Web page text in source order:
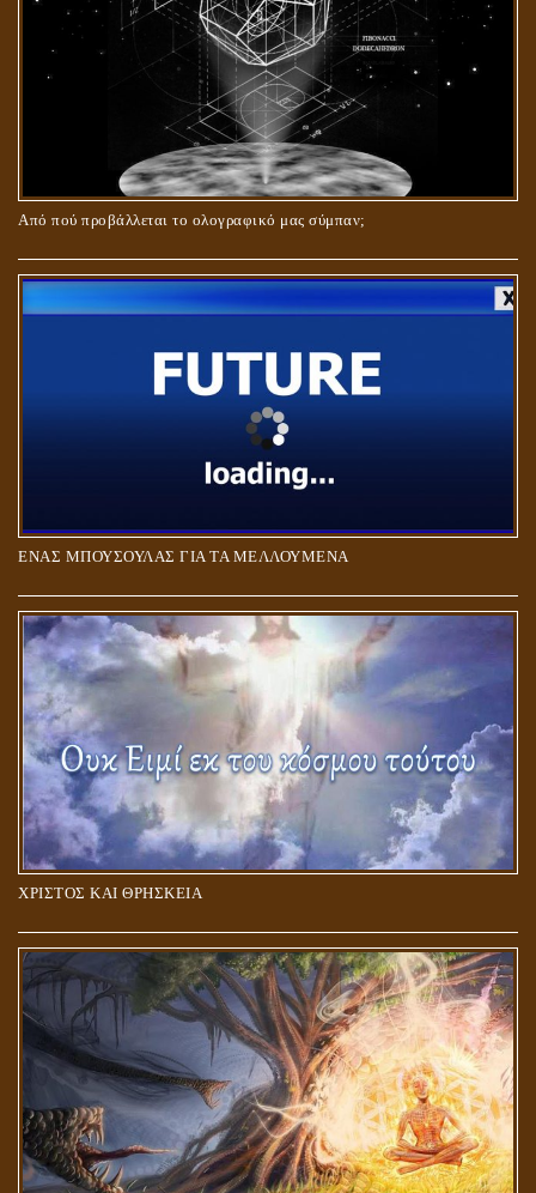
Από πού προβάλλεται το ολογραφικό μας σύμπαν;
ΕΝΑΣ ΜΠΟΥΣΟΥΛΑΣ ΓΙΑ ΤΑ ΜΕΛΛΟΥΜΕΝΑ
ΧΡΙΣΤΟΣ ΚΑΙ ΘΡΗΣΚΕΙΑ
ΑΓΑΠΗ: ΚΑΤΑΣΤΑΣΗ Ή ΣΥΝΑΙΣΘΗΜΑ?
Η ΕΠΑΦΗ ΜΕ ΤΟ ΠΝΕΥΜΑ
ΠΟΙΟΙ ΕΠΙΛΕΓΟΥΝ ΤΟΝ ΔΡΟΜΟ ΤΗΣ ΑΛΗΘΕΙΑΣ;